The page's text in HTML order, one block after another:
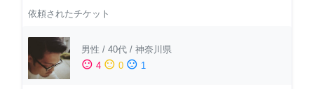
依頼されたチケット
男性 / 40代 / 神奈川県
sentiment_satisfied 4 sentiment_neutral 0 sentiment_dissatisfied 1